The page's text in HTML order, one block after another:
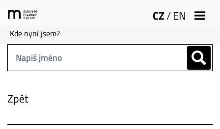
CZ/EN
Kde nyní jsem?
Zpět